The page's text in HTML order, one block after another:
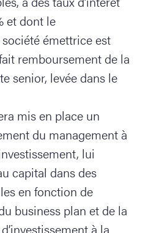
et dont le
émettrice est
remboursement de la
senior, levée dans le
mis en place un
du management à
lui
capital dans des
en fonction de
business plan et de la
à la